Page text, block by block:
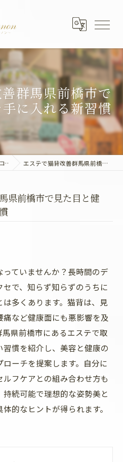
群馬県前橋市で
に入れる新習慣
コラム エステで猫背改善群馬県前橋市で見た目と健康を手に入れる新習慣
県前橋市で見た目と健
ていませんか？長時間のデ
で、知らず知らずのうちに
多くあります。猫背は、見
など健康面にも悪影響を及
県前橋市にあるエステで取
慣を紹介し、美容と健康の
ーチを提案します。自分に
フケアとの組み合わせ方も
続可能で理想的な姿勢美と
的なヒントが得られます。